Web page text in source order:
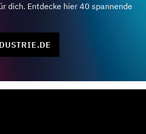
dich. Entdecke hier 40 spannende